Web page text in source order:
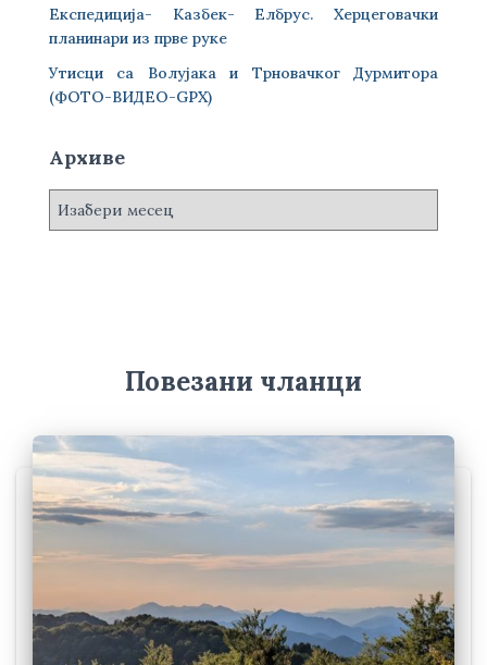
Експедиција- Казбек- Елбрус. Херцеговачки
планинари из прве руке
Утисци са Волујака и Трновачког Дурмитора
(ФОТО-ВИДЕО-GPX)
Архиве
А
Повезани чланци